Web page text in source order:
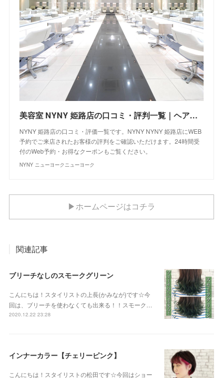
美容室 NYNY 姫路店の口コミ・評判一覧｜ヘアサロン・美容院｜ニューヨークニューヨーク
NYNY 姫路店の口コミ・評価一覧です。NYNY NYNY 姫路店にWEB
予約でご来店されたお客様の評判をご確認いただけます。24時間受
付のWeb予約・お得なクーポンもご覧ください。
NYNY ニューヨークニューヨーク
▶ホームページはコチラ
関連記事
ブリーチなしのスモークグリーン
こんにちは！スタイリストの上長(かみなが)です☆今
回は、ブリーチを使わなくても出来る！！スモーク…
2020.12.22 23:28
インナーカラー【チェリーピンク】
こんにちは！スタイリストの松田です☆今回はショー